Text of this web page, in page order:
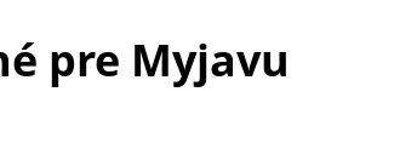
pre Myjavu